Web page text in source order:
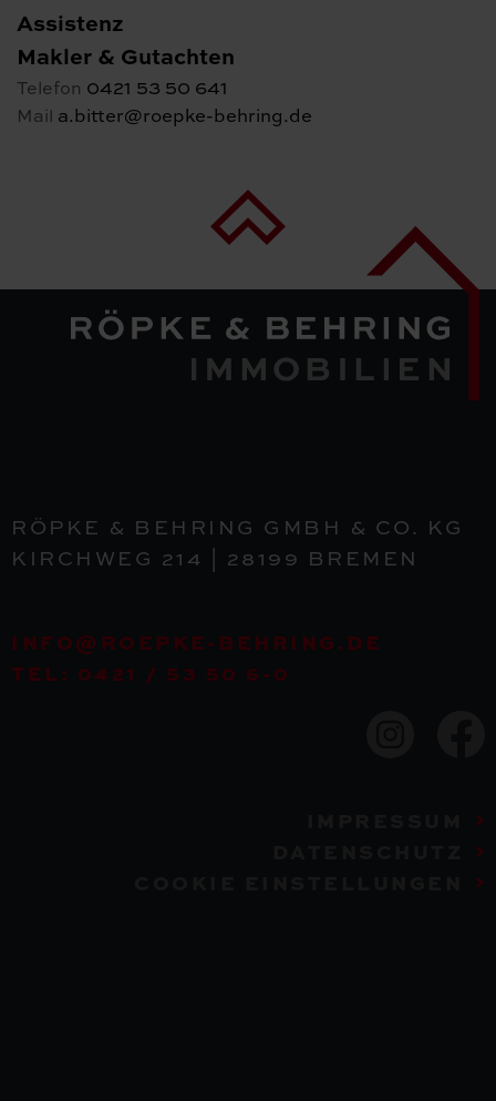
Assistenz
Makler & Gutachten
Telefon 0421 53 50 641
Mail a.bitter@roepke-behring.de
RÖPKE & BEHRING GMBH & CO. KG
KIRCHWEG 214 | 28199 BREMEN
INFO@ROEPKE-BEHRING.DE
TEL: 0421 / 53 50 6-0